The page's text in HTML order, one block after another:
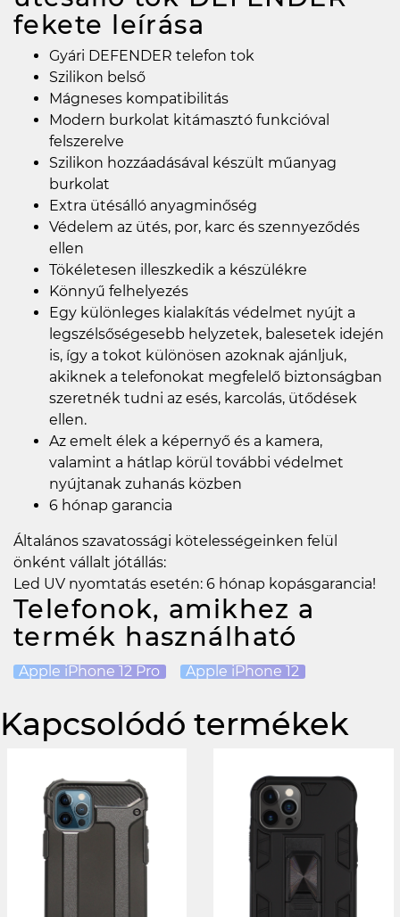
fekete leírása
Gyári DEFENDER telefon tok
Szilikon belső
Mágneses kompatibilitás
Modern burkolat kitámasztó funkcióval
felszerelve
Szilikon hozzáadásával készült műanyag
burkolat
Extra ütésálló anyagminőség
Védelem az ütés, por, karc és szennyeződés
ellen
Tökéletesen illeszkedik a készülékre
Könnyű felhelyezés
Egy különleges kialakítás védelmet nyújt a
legszélsőségesebb helyzetek, balesetek idején
is, így a tokot különösen azoknak ajánljuk,
akiknek a telefonokat megfelelő biztonságban
szeretnék tudni az esés, karcolás, ütődések
ellen.
Az emelt élek a képernyő és a kamera,
valamint a hátlap körül további védelmet
nyújtanak zuhanás közben
6 hónap garancia
Általános szavatossági kötelességeinken felül
önként vállalt jótállás:
Led UV nyomtatás esetén: 6 hónap kopásgarancia!
Telefonok, amikhez a
termék használható
Apple iPhone 12 Pro Apple iPhone 12
Kapcsolódó termékek